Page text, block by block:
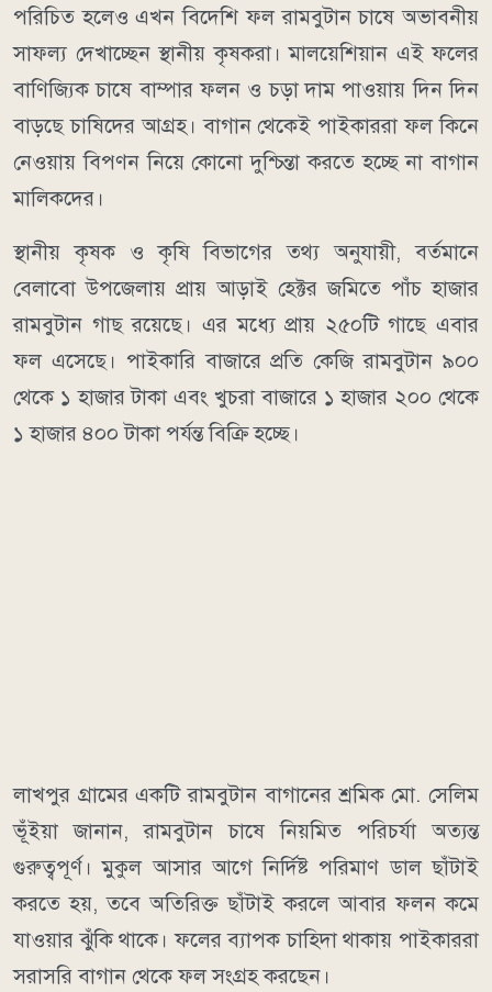
পরিচিত হলেও এখন বিদেশি ফল রামবুটান চাষে অভাবনীয়
সাফল্য দেখাচ্ছেন স্থানীয় কৃষকরা। মালয়েশিয়ান এই ফলের
বাণিজ্যিক চাষে বাম্পার ফলন ও চড়া দাম পাওয়ায় দিন দিন
বাড়ছে চাষিদের আগ্রহ। বাগান থেকেই পাইকাররা ফল কিনে
নেওয়ায় বিপণন নিয়ে কোনো দুশ্চিন্তা করতে হচ্ছে না বাগান
মালিকদের।
স্থানীয় কৃষক ও কৃষি বিভাগের তথ্য অনুযায়ী, বর্তমানে
বেলাবো উপজেলায় প্রায় আড়াই হেক্টর জমিতে পাঁচ হাজার
রামবুটান গাছ রয়েছে। এর মধ্যে প্রায় ২৫০টি গাছে এবার
ফল এসেছে। পাইকারি বাজারে প্রতি কেজি রামবুটান ৯০০
থেকে ১ হাজার টাকা এবং খুচরা বাজারে ১ হাজার ২০০ থেকে
১ হাজার ৪০০ টাকা পর্যন্ত বিক্রি হচ্ছে।
লাখপুর গ্রামের একটি রামবুটান বাগানের শ্রমিক মো. সেলিম
ভূঁইয়া জানান, রামবুটান চাষে নিয়মিত পরিচর্যা অত্যন্ত
গুরুত্বপূর্ণ। মুকুল আসার আগে নির্দিষ্ট পরিমাণ ডাল ছাঁটাই
করতে হয়, তবে অতিরিক্ত ছাঁটাই করলে আবার ফলন কমে
যাওয়ার ঝুঁকি থাকে। ফলের ব্যাপক চাহিদা থাকায় পাইকাররা
সরাসরি বাগান থেকে ফল সংগ্রহ করছেন।